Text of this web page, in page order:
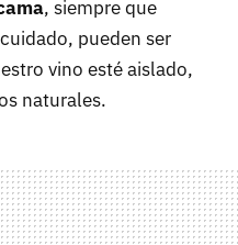
, siempre que
pueden ser
vino esté aislado,
naturales.